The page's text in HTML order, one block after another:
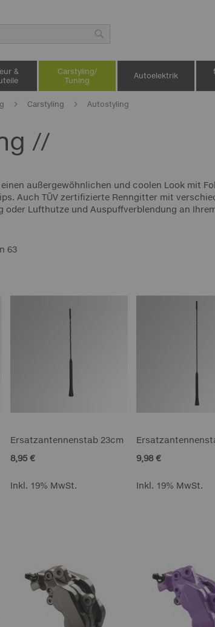
&
Carstyling/
Tuning
Autoelektrik
Carstyling Autostyling
//
einen außergewöhnlichen und coolen Look mit
Auch TÜV zertifizierte Renngitter mit
oder Lufthutze und Auspuffverblendung an
63
Ersatzantennenstab 23cm
8,95 €
Inkl. 19% MwSt.
9,98 €
Inkl. 19% MwSt.